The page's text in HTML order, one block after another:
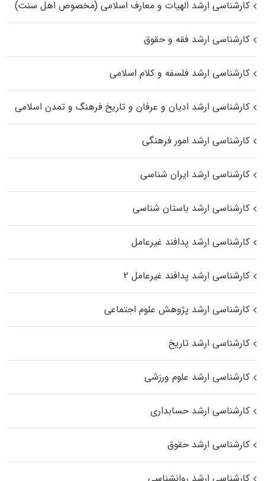
کارشناسی ارشد الهیات و معارف اسلامی (مخصوص اهل سنت)
کارشناسی ارشد فقه و حقوق
کارشناسی ارشد فلسفه و کلام اسلامی
کارشناسی ارشد ادیان و عرفان و تاریخ فرهنگ و تمدن اسلامی
کارشناسی ارشد امور فرهنگی
کارشناسی ارشد ایران شناسی
کارشناسی ارشد باستان شناسی
کارشناسی ارشد پدافند غیرعامل
کارشناسی ارشد پدافند غیرعامل ۲
کارشناسی ارشد پژوهش علوم اجتماعی
کارشناسی ارشد تاریخ
کارشناسی ارشد علوم ورزشی
کارشناسی ارشد حسابداری
کارشناسی ارشد حقوق